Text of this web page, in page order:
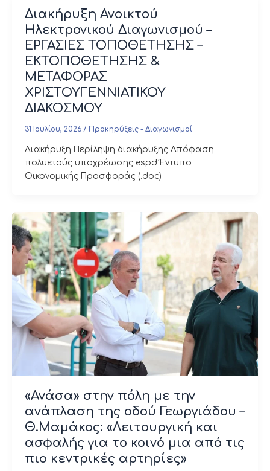
Διακήρυξη Ανοικτού
Ηλεκτρονικού Διαγωνισμού –
ΕΡΓΑΣΙΕΣ ΤΟΠΟΘΕΤΗΣΗΣ –
ΕΚΤΟΠΟΘΕΤΗΣΗΣ &
ΜΕΤΑΦΟΡΑΣ
ΧΡΙΣΤΟΥΓΕΝΝΙΑΤΙΚΟΥ
ΔΙΑΚΟΣΜΟΥ
31 Ιουλίου, 2026 / Προκηρύξεις - Διαγωνισμοί
Διακήρυξη Περίληψη διακήρυξης Απόφαση
πολυετούς υποχρέωσης espd Έντυπο
Οικονομικής Προσφοράς (.doc)
«Ανάσα» στην πόλη με την
ανάπλαση της οδού Γεωργιάδου –
Θ.Μαμάκος: «Λειτουργική και
ασφαλής για το κοινό μια από τις
πιο κεντρικές αρτηρίες»